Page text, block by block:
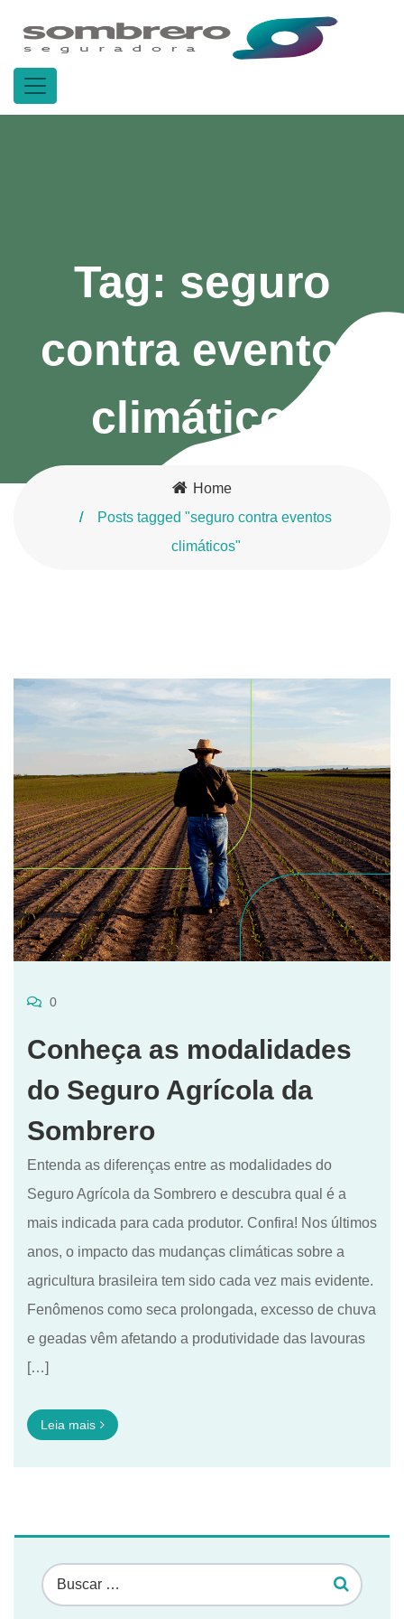
Tag: seguro
contra eventos
climáticos
Home
Posts tagged "seguro contra eventos
climáticos"
0
Conheça as modalidades
do Seguro Agrícola da
Sombrero
Entenda as diferenças entre as modalidades do
Seguro Agrícola da Sombrero e descubra qual é a
mais indicada para cada produtor. Confira! Nos últimos
anos, o impacto das mudanças climáticas sobre a
agricultura brasileira tem sido cada vez mais evidente.
Fenômenos como seca prolongada, excesso de chuva
e geadas vêm afetando a produtividade das lavouras
[…]
Leia mais